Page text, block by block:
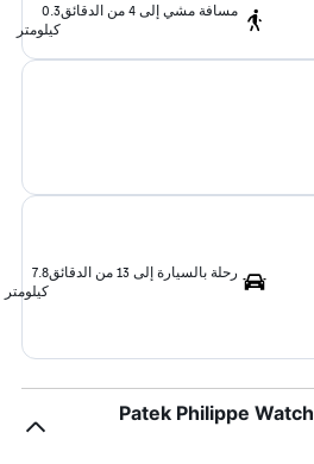
مسافة مشي إلى 4 من الدقائق
0.3
كيلومتر
رحلة بالسيارة إلى 13 من الدقائق
7.8
كيلومتر
كم يبعد أوتيل مانوتيل عن Patek Philippe Watch